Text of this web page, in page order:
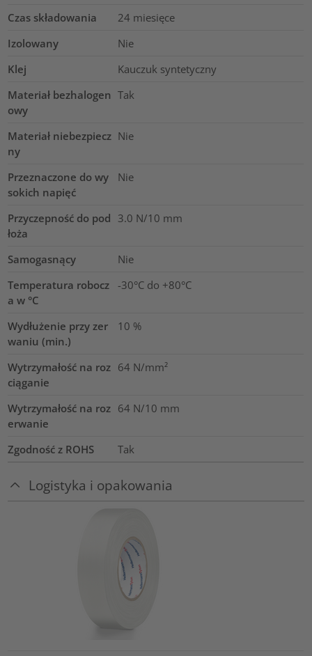
Czas składowania
24 miesięce
Izolowany
Nie
Klej
Kauczuk syntetyczny
Materiał bezhalogen
owy
Tak
Materiał niebezpiecz
ny
Nie
Przeznaczone do wy
sokich napięć
Nie
Przyczepność do pod
łoża
3.0 N/10 mm
Samogasnący
Nie
Temperatura robocz
a w °C
-30°C do +80°C
Wydłużenie przy zer
waniu (min.)
10 %
Wytrzymałość na roz
ciąganie
64 N/mm²
Wytrzymałość na roz
erwanie
64 N/10 mm
Zgodność z ROHS Tak
Logistyka i opakowania